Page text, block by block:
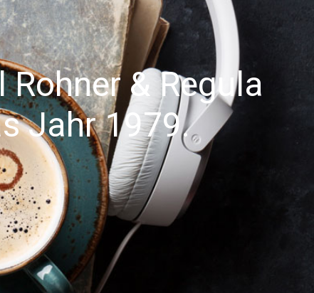
& Regula
Jahr 1979.